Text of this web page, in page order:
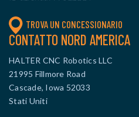
TROVA UN CONCESSIONARIO
CONTATTO NORD AMERICA
HALTER CNC Robotics LLC
21995 Fillmore Road
Cascade, Iowa 52033
Stati Uniti